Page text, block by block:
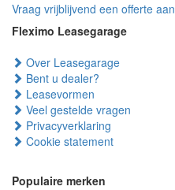
Vraag vrijblijvend een offerte aan
Fleximo Leasegarage
Over Leasegarage
Bent u dealer?
Leasevormen
Veel gestelde vragen
Privacyverklaring
Cookie statement
Populaire merken